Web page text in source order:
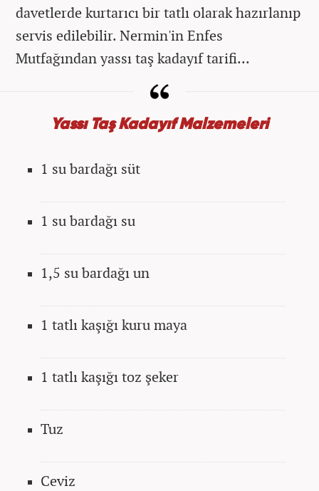
davetlerde kurtarıcı bir tatlı olarak hazırlanıp
servis edilebilir. Nermin'in Enfes
Mutfağından yassı taş kadayıf tarifi...
Yassı Taş Kadayıf Malzemeleri
1 su bardağı süt
1 su bardağı su
1,5 su bardağı un
1 tatlı kaşığı kuru maya
1 tatlı kaşığı toz şeker
Tuz
Ceviz